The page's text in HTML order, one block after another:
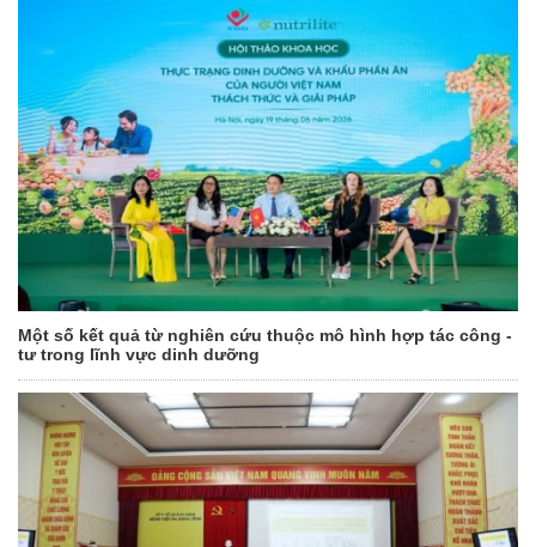
Một số kết quả từ nghiên cứu thuộc mô hình hợp tác công -
tư trong lĩnh vực dinh dưỡng